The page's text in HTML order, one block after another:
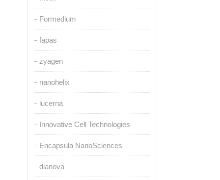
Formedium
fapas
zyagen
nanohelix
lucerna
Innovative Cell Technologies
Encapsula NanoSciences
dianova